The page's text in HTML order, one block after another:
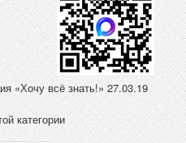
«Хочу всё знать!» 27.03.19
категории